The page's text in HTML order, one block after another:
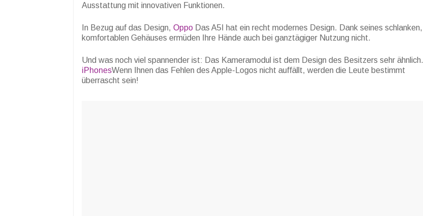
Ausstattung mit innovativen Funktionen.
In Bezug auf das Design, Oppo Das A5I hat ein recht modernes Design. Dank seines schlanken,
komfortablen Gehäuses ermüden Ihre Hände auch bei ganztägiger Nutzung nicht.
Und was noch viel spannender ist: Das Kameramodul ist dem Design des Besitzers sehr ähnlich.
iPhonesWenn Ihnen das Fehlen des Apple-Logos nicht auffällt, werden die Leute bestimmt
überrascht sein!